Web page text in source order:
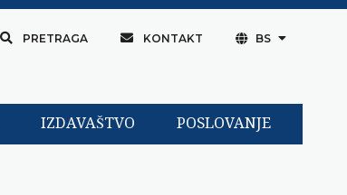
PRETRAGA KONTAKT BS
IZDAVAŠTVO POSLOVANJE